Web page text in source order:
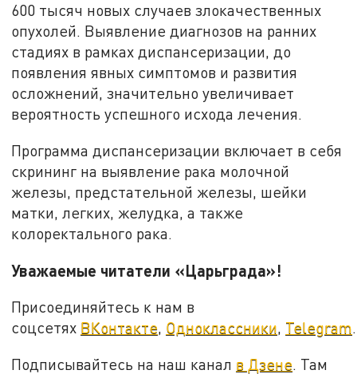
600 тысяч новых случаев злокачественных
опухолей. Выявление диагнозов на ранних
стадиях в рамках диспансеризации, до
появления явных симптомов и развития
осложнений, значительно увеличивает
вероятность успешного исхода лечения.
Программа диспансеризации включает в себя
скрининг на выявление рака молочной
железы, предстательной железы, шейки
матки, легких, желудка, а также
колоректального рака.
Уважаемые читатели «Царьграда»!
Присоединяйтесь к нам в
соцсетях ВКонтакте, Одноклассники, Telegram.
Подписывайтесь на наш канал в Дзене. Там